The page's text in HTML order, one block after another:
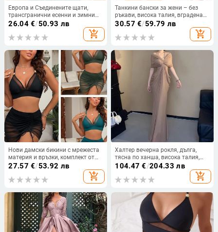
Европа и Съединените щати,
трансгранични есенни и зимни
нови независими станции на
Amazon, модни темпераментни
рокли с V-образно деколте и
26.04€/50.93 лв
add_shopping_cart
Танкини бански за жени – без
ръкави, висока талия, вградена
подпора за бюста, полиестерна
материя с подплата полиестер-
спандекс, здрав
30.57 €/59.79 лв
add_shopping_cart
Нови дамски бикини с мрежеста
материя и връзки, комплект от
три части, европейски стил
27.57 €/53.92 лв
add_shopping_cart
Халтер вечерна рокля, дълга,
тясна по ханша, висока талия,
къси ръкави, полиестер
104.47 €/204.33 лв
add_shopping_cart